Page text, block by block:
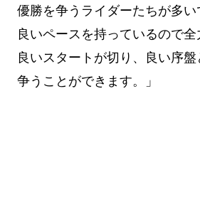
優勝を争うライダーたちが多
良いペースを持っているので全
良いスタートが切り、良い序
争うことができます。」